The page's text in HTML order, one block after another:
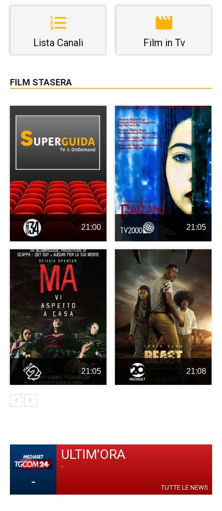
Lista Canali Film in Tv
FILM STASERA
21:00 21:05
21:05 21:08
-
ULTIM'ORA
-
TUTTE LE NEWS